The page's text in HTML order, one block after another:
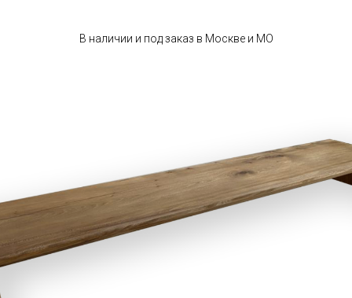
В наличии и под заказ в Москве и МО